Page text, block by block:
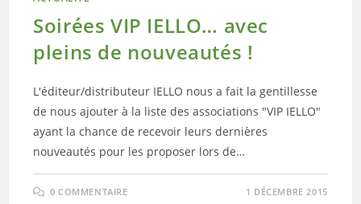
Soirées VIP IELLO… avec
pleins de nouveautés !
L'éditeur/distributeur IELLO nous a fait la gentillesse
de nous ajouter à la liste des associations "VIP IELLO"
ayant la chance de recevoir leurs dernières
nouveautés pour les proposer lors de…
0 COMMENTAIRE 1 DÉCEMBRE 2015